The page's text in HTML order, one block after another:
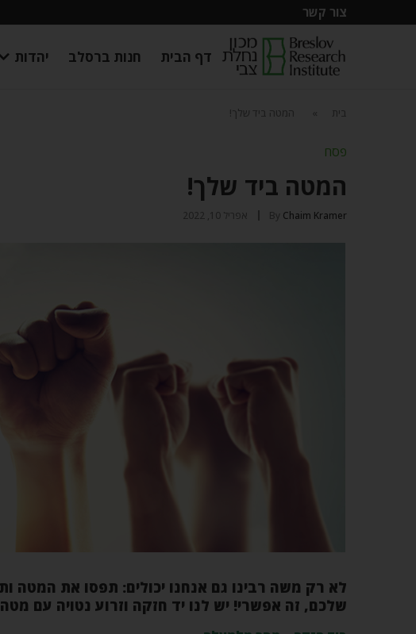
צור קשר
דף הבית חנות ברסלב יהדות
בית המטה ביד שלך!
פסח
המטה ביד שלך!
By Chaim Kramer אפריל 10, 2022
לא רק משה רבינו גם אנחנו יכולים: תפסו את המטה
שלכם, זה אפשרי! יש לנו יד חזקה וזרוע נטויה עם